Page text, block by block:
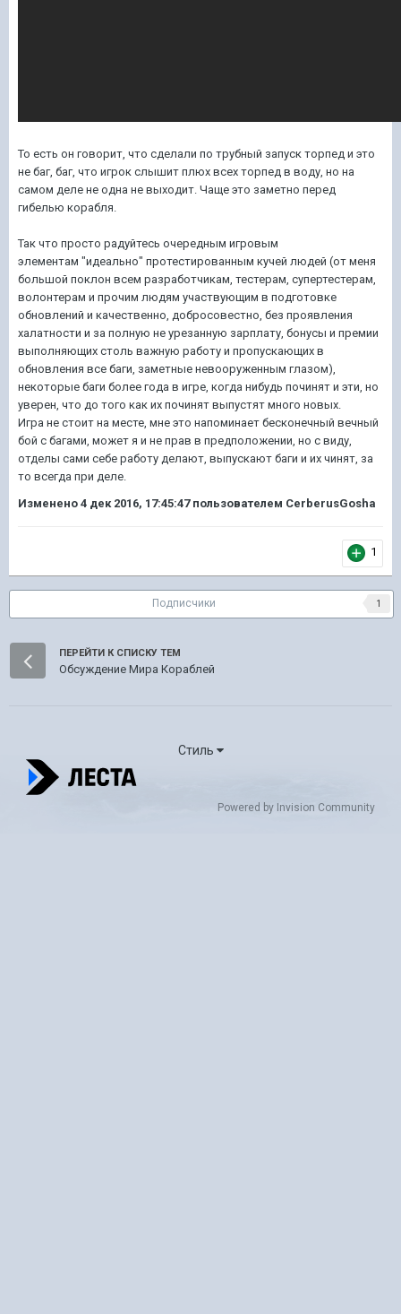
То есть он говорит, что сделали по трубный запуск торпед и это
не баг, баг, что игрок слышит плюх всех торпед в воду, но на
самом деле не одна не выходит. Чаще это заметно перед
гибелью корабля.
Так что просто радуйтесь очередным игровым
элементам "идеально" протестированным кучей людей (от меня
большой поклон всем разработчикам, тестерам, супертестерам,
волонтерам и прочим людям участвующим в подготовке
обновлений и качественно, добросовестно, без проявления
халатности и за полную не урезанную зарплату, бонусы и премии
выполняющих столь важную работу и пропускающих в
обновления все баги, заметные невооруженным глазом),
некоторые баги более года в игре, когда нибудь починят и эти, но
уверен, что до того как их починят выпустят много новых.
Игра не стоит на месте, мне это напоминает бесконечный вечный
бой с багами, может я и не прав в предположении, но с виду,
отделы сами себе работу делают, выпускают баги и их чинят, за
то всегда при деле.
Изменено 4 дек 2016, 17:45:47пользователем CerberusGosha
1
Подписчики 1
ПЕРЕЙТИ К СПИСКУ ТЕМ
Обсуждение Мира Кораблей
Стиль
Powered by Invision Community